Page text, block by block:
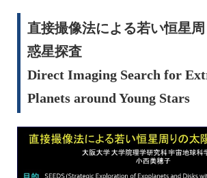
直接撮像法による若い恒星
惑星探査
Direct Imaging Search for
Planets around Young Stars